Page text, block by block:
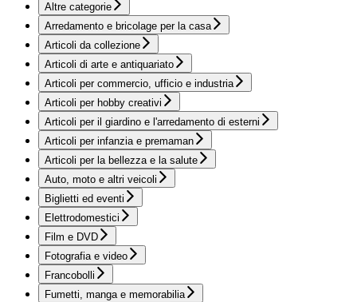
Altre categorie
Arredamento e bricolage per la casa
Articoli da collezione
Articoli di arte e antiquariato
Articoli per commercio, ufficio e industria
Articoli per hobby creativi
Articoli per il giardino e l'arredamento di esterni
Articoli per infanzia e premaman
Articoli per la bellezza e la salute
Auto, moto e altri veicoli
Biglietti ed eventi
Elettrodomestici
Film e DVD
Fotografia e video
Francobolli
Fumetti, manga e memorabilia